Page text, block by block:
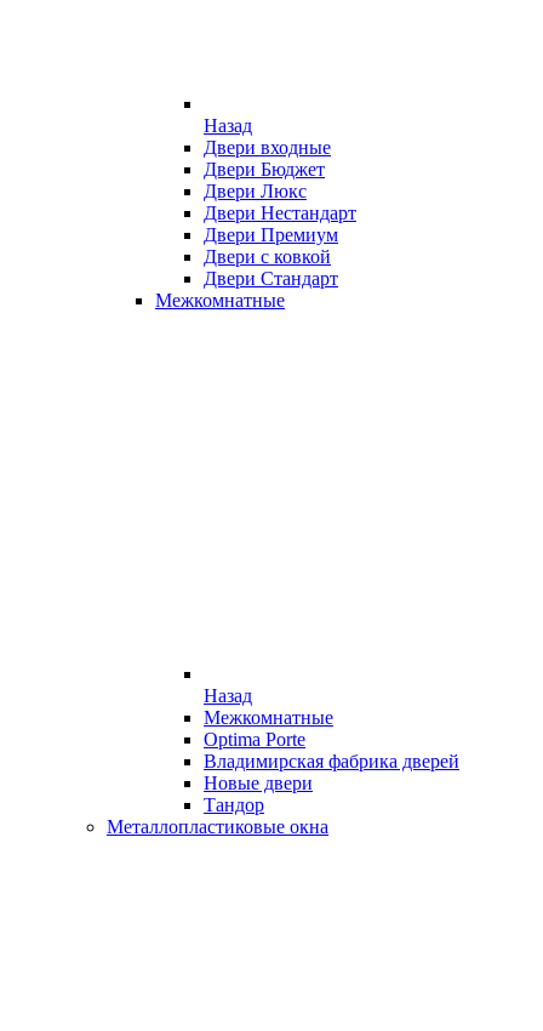
Назад
Двери входные
Двери Бюджет
Двери Люкс
Двери Нестандарт
Двери Премиум
Двери с ковкой
Двери Стандарт
Межкомнатные
Назад
Межкомнатные
Optima Porte
Владимирская фабрика дверей
Новые двери
Тандор
Металлопластиковые окна